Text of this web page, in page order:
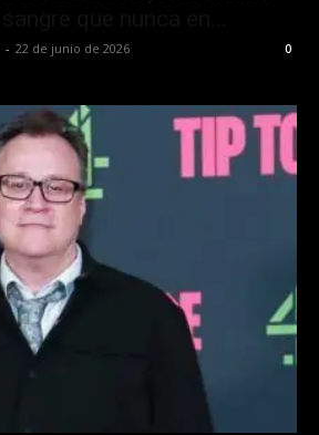
- 22 de junio de 2026 0